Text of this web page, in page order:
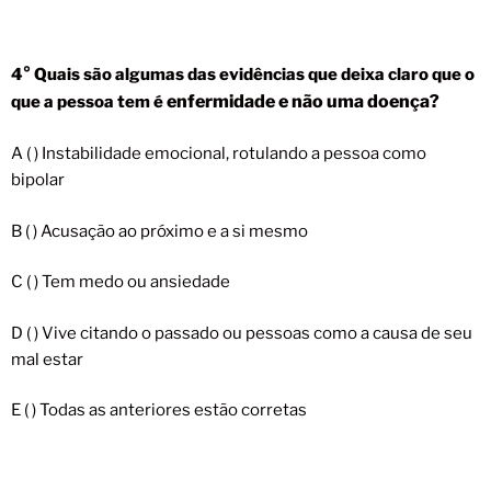
4° Quais são algumas das evidências que deixa claro que o
que a pessoa tem éenfermidade e não uma doença?
A ( ) Instabilidade emocional, rotulando a pessoa como
bipolar
B ( ) Acusação ao próximo e a si mesmo
C ( ) Tem medo ou ansiedade
D ( ) Vive citando o passado ou pessoas como a causa de seu
mal estar
E ( ) Todas as anteriores estão corretas